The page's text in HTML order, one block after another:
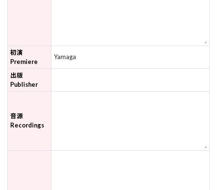
初演
Premiere
Yamaga
出版
Publisher
音源
Recordings